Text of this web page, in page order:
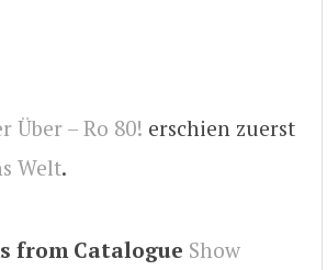
Über – Ro 80! erschien zuerst
Welt.
from Catalogue Show